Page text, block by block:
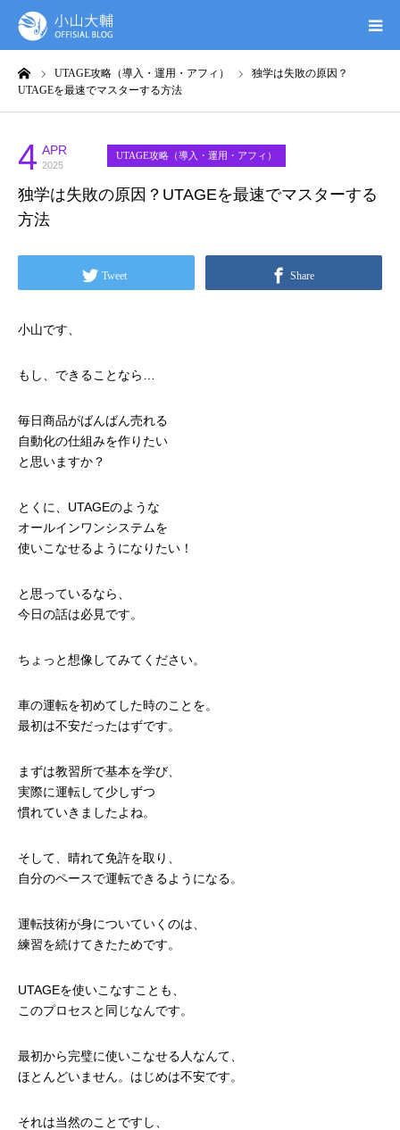
UTAGE攻略（導入・運用・アフィ）
独学は失敗の原因？
UTAGEを最速でマスターする方法
4 APR
2025
UTAGE攻略（導入・運用・アフィ）
独学は失敗の原因？UTAGEを最速でマスターする
方法
Tweet Share
小山です、
もし、できることなら…
毎日商品がばんばん売れる
自動化の仕組みを作りたい
と思いますか？
とくに、UTAGEのような
オールインワンシステムを
使いこなせるようになりたい！
と思っているなら、
今日の話は必見です。
ちょっと想像してみてください。
車の運転を初めてした時のことを。
最初は不安だったはずです。
まずは教習所で基本を学び、
実際に運転して少しずつ
慣れていきましたよね。
そして、晴れて免許を取り、
自分のペースで運転できるようになる。
運転技術が身についていくのは、
練習を続けてきたためです。
UTAGEを使いこなすことも、
このプロセスと同じなんです。
最初から完璧に使いこなせる人なんて、
ほとんどいません。はじめは不安です。
それは当然のことですし、
UTAGE(ウタゲ)
オンシク本
プロフィール